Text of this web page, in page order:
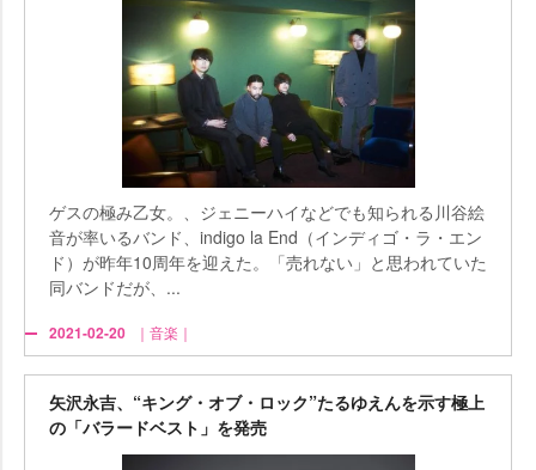
ゲスの極み乙女。、ジェニーハイなどでも知られる川谷絵
音が率いるバンド、indigo la End（インディゴ・ラ・エン
ド）が昨年10周年を迎えた。「売れない」と思われていた
同バンドだが、...
2021-02-20 ｜音楽｜
矢沢永吉、“キング・オブ・ロック”たるゆえんを示す極上
の「バラードベスト」を発売